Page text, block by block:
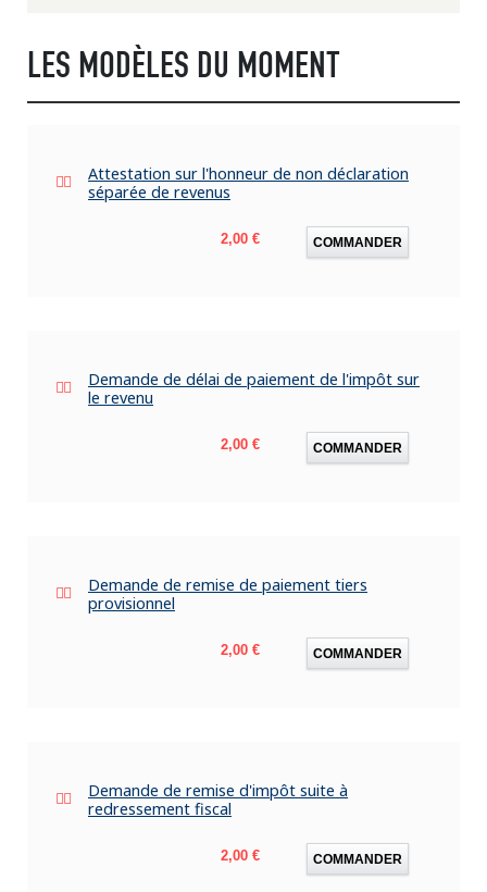
LES MODÈLES DU MOMENT
Attestation sur l'honneur de non déclaration
séparée de revenus
Prix
2,00 € COMMANDER
Demande de délai de paiement de l'impôt sur
le revenu
Prix
2,00 € COMMANDER
Demande de remise de paiement tiers
provisionnel
Prix
2,00 € COMMANDER
Demande de remise d'impôt suite à
redressement fiscal
Prix
2,00 € COMMANDER